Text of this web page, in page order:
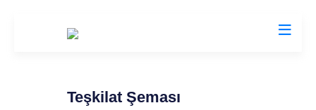
Teşkilat Şeması